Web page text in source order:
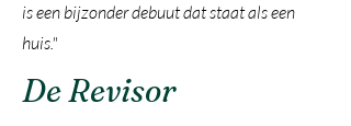
is een bijzonder debuut dat staat als een
huis."
De Revisor